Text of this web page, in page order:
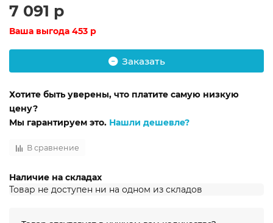
7 091 р
Ваша выгода 453 р
Заказать
Хотите быть уверены, что платите самую низкую
цену?
Мы гарантируем это. Нашли дешевле?
В сравнение
Наличие на складах
Товар не доступен ни на одном из складов